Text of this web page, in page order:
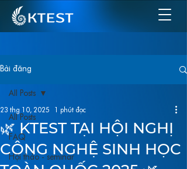
Bài đăng
All Posts
FAQ
Hội thảo - seminar
All Posts
🌿 KTEST TẠI HỘI NGHỊ
CÔNG NGHỆ SINH HỌC
23 thg 10, 2025 1 phút đọc